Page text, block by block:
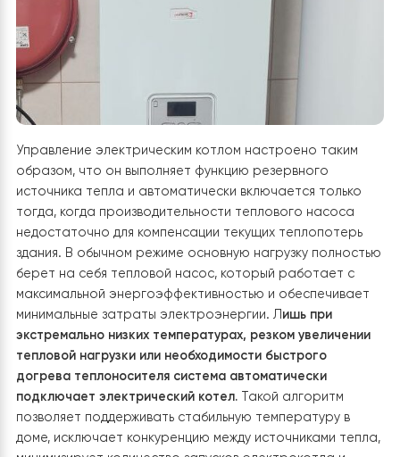
5. Подключение буферной емкости
IMP 60
В системе отопления дома
60 л играет ключевую роль в гидравлическом
разделении контурови обеспечении стабильной
всей системы. Буферная емкость подключена к
отопления, проходящим через электрокотел,
используемый в качестве резервного источника
циркуляционного насоса. Такая схема позволяет
оптимизировать работу системы и повысить ее
энергоэффективность.
Основные принципы работы:
Тепловой насос Raymer RAY-18DS2-EVI
теплоноситель, подаваемый в буферную
Емкость аккумулирует запас тепла, поддерживая
стабильную температуру и минимизируя
циклов включения компрессора.